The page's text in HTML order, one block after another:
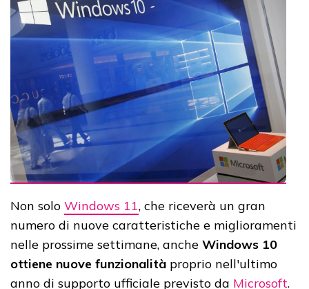
Non solo Windows 11, che riceverà un gran
numero di nuove caratteristiche e miglioramenti
nelle prossime settimane, anche Windows 10
ottiene nuove funzionalità proprio nell'ultimo
anno di supporto ufficiale previsto da Microsoft.